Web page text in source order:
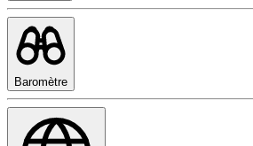
Baromètre